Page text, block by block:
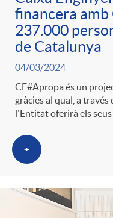
financera amb
237.000
de Catalunya
04/03/2024
CE#Apropa és un
gràcies al qual, a
l'Entitat oferirà els
+